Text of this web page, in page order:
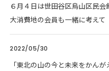
６月４日は世田谷区烏山区民
大消費地の会員も一緒に考えて
2022/05/30
「東北の山の今と未来をかん